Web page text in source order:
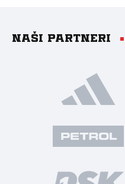
Naši partneri